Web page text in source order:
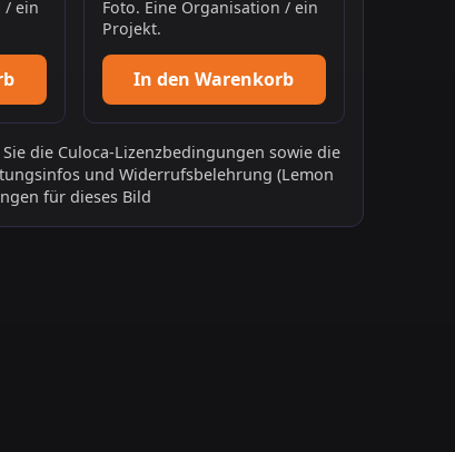
/ ein
Foto. Eine Organisation / ein
Projekt.
In den Warenkorb
die Culoca-Lizenzbedingungen sowie die
und Widerrufsbelehrung (Lemon
für dieses Bild